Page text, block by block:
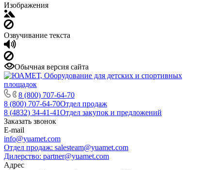
Изображения
Озвучивание текста
Обычная версия сайта
8 (800) 707-64-70
8 (800) 707-64-70Отдел продаж
8 (4832) 34-41-41Отдел закупок и предложений
Заказать звонок
E-mail
info@yuamet.com
Отдел продаж: salesteam@yuamet.com
Дилерство: partner@yuamet.com
Адрес